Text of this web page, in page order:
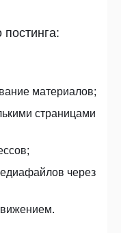
материалов;
страницами
через